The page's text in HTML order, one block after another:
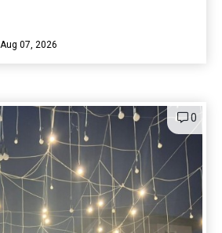
Aug 07, 2026
0